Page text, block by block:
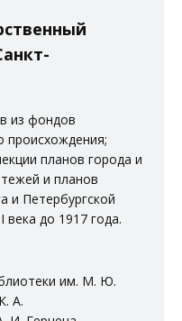
из фондов
происхождения;
планов города и
и планов
и Петербургской
века до 1917 года.
им. М. Ю.
А.